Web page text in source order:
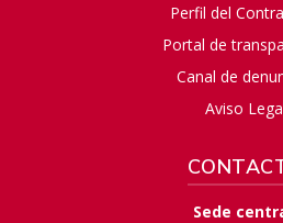
Perfil del
Portal de
Canal de
Aviso
Sede